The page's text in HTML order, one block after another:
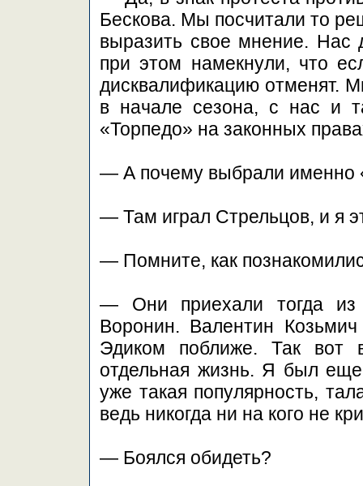
Бескова. Мы посчитали то
выразить свое мнение. Нас
при этом намекнули, что
дисквалификацию отменят.
в начале сезона, с нас и
«Торпедо» на законных
— А почему выбрали именно
— Там играл Стрельцов, и я
— Помните, как
— Они приехали тогда из
Воронин. Валентин
Эдиком поближе. Так
отдельная жизнь. Я был
уже такая популярность,
ведь никогда ни на кого не
— Боялся обидеть?